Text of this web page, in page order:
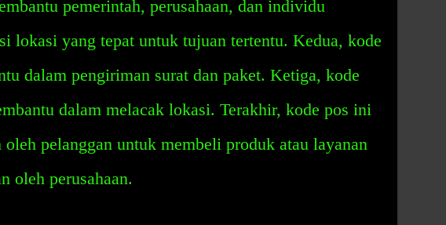
pemerintah, perusahaan, dan individu
lokasi yang tepat untuk tujuan tertentu. Kedua, kode
dalam pengiriman surat dan paket. Ketiga, kode
dalam melacak lokasi. Terakhir, kode pos ini
oleh pelanggan untuk membeli produk atau layanan
oleh perusahaan.